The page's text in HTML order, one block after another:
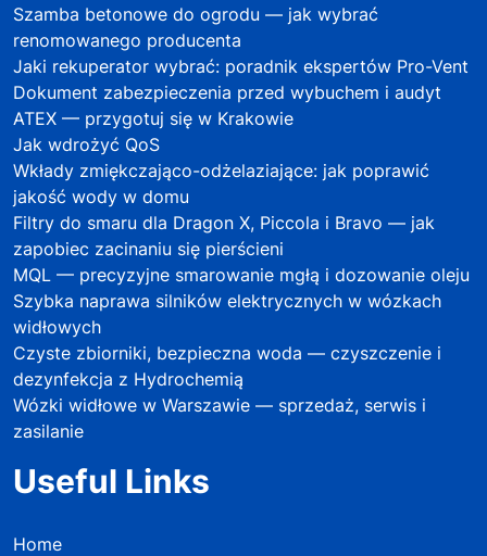
Szamba betonowe do ogrodu — jak wybrać
renomowanego producenta
Jaki rekuperator wybrać: poradnik ekspertów Pro-Vent
Dokument zabezpieczenia przed wybuchem i audyt
ATEX — przygotuj się w Krakowie
Jak wdrożyć QoS
Wkłady zmiękczająco-odżelaziające: jak poprawić
jakość wody w domu
Filtry do smaru dla Dragon X, Piccola i Bravo — jak
zapobiec zacinaniu się pierścieni
MQL — precyzyjne smarowanie mgłą i dozowanie oleju
Szybka naprawa silników elektrycznych w wózkach
widłowych
Czyste zbiorniki, bezpieczna woda — czyszczenie i
dezynfekcja z Hydrochemią
Wózki widłowe w Warszawie — sprzedaż, serwis i
zasilanie
Useful Links
Home